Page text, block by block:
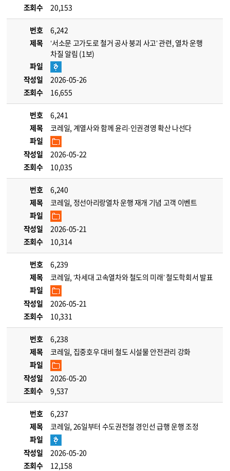
조회수
20,153
번호
6,242
제목
‘서소문 고가도로 철거 공사 붕괴 사고’ 관련, 열차 운행
차질 알림 (1보)
파일
작성일
2026-05-26
조회수
16,655
번호
6,241
제목
코레일, 계열사와 함께 윤리·인권경영 확산 나선다
파일
작성일
2026-05-22
조회수
10,035
번호
6,240
제목
코레일, 정선아리랑열차 운행 재개 기념 고객 이벤트
파일
작성일
2026-05-21
조회수
10,314
번호
6,239
제목
코레일, ‘차세대 고속열차와 철도의 미래’ 철도학회서 발표
파일
작성일
2026-05-21
조회수
10,331
번호
6,238
제목
코레일, 집중호우 대비 철도 시설물 안전관리 강화
파일
작성일
2026-05-20
조회수
9,537
번호
6,237
제목
코레일, 26일부터 수도권전철 경인선 급행 운행 조정
파일
작성일
2026-05-20
조회수
12,158